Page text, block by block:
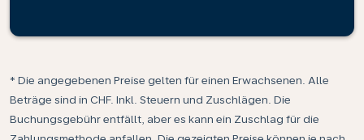
* Die angegebenen Preise gelten für einen Erwachsenen. Alle
Beträge sind in CHF. Inkl. Steuern und Zuschlägen. Die
Buchungsgebühr entfällt, aber es kann ein Zuschlag für die